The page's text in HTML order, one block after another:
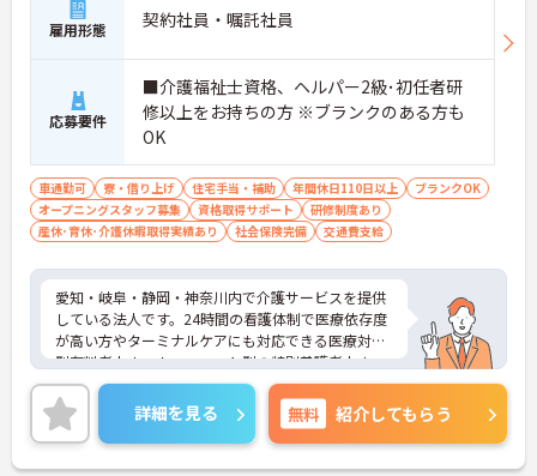
雇用形態 契約社員・嘱託社員
応募要件
■介護福祉士資格、ヘルパー2級･初任者研
修以上をお持ちの方 ※ブランクのある方も
OK
車通勤可 寮・借り上げ 住宅手当・補助 年間休日110日以上
ブランクOK
オープニングスタッフ募集
資格取得サポート
研修制度あり
産休･育休･介護休暇取得実績あり
社会保険完備 交通費支給
愛知・岐阜・静岡・神奈川内で介護サービスを提供
している法人です。24時間の看護体制で医療依存度
が高い方やターミナルケアにも対応できる医療対応
型有料老人ホーム、ユニット型の特別養護老人ホー
ムを運営しています。利用者様とスタッフとの距離
も近く、一人ひとりに寄り添ったケアが実現できま
す。福利厚生も整っており長く安心してご就業でき
る環境です。ご興味ある方には、面接対策ポイント
など、さらに詳細をお話しいたしますのでお気軽に
詳細を見る 無料 紹介してもらう